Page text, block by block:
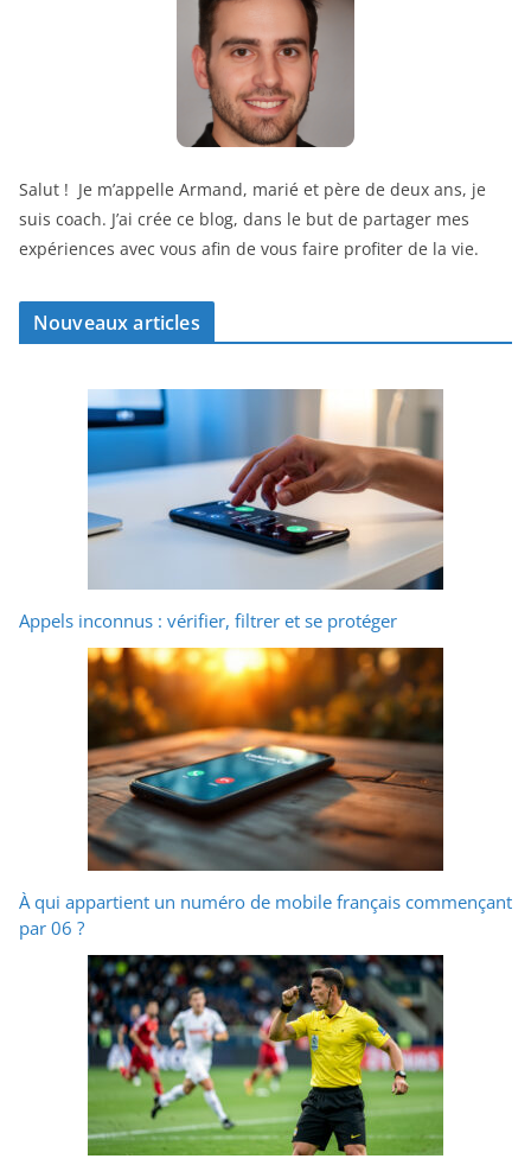
Salut ! Je m’appelle Armand, marié et père de deux ans, je
suis coach. J’ai crée ce blog, dans le but de partager mes
expériences avec vous afin de vous faire profiter de la vie.
Nouveaux articles
Appels inconnus : vérifier, filtrer et se protéger
À qui appartient un numéro de mobile français commençant
par 06 ?